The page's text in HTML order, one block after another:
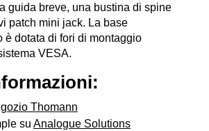
guida breve, una bustina di spine
patch mini jack. La base
è dotata di fori di montaggio
VESA.
Thomann
su Analogue Solutions